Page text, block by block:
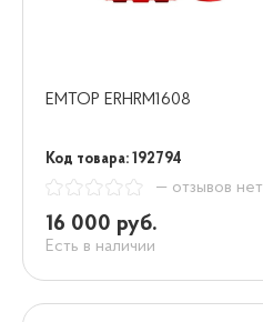
EMTOP ERHRM1608
Код товара: 192794
— отзывов нет
16 000 руб.
Есть в наличии